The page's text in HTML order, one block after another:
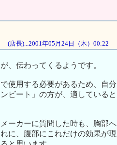
(店長)...2001年05月24日（木）00:22
、伝わってくるようです。
使用する必要があるため、自分
ビート」の方が、適していると
ーカーに質問した時も、胸部へ
に、腹部にこれだけの効果が現